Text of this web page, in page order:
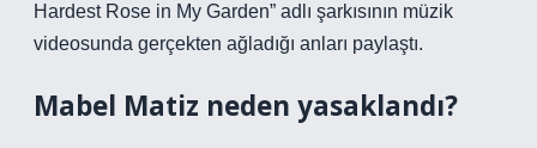
Hardest Rose in My Garden” adlı şarkısının müzik
videosunda gerçekten ağladığı anları paylaştı.
Mabel Matiz neden yasaklandı?